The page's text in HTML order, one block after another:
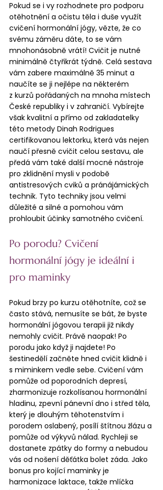
Pokud se i vy rozhodnete pro podporu
otěhotnění a očistu těla i duše využít
cvičení hormonální jógy, vězte, že co
svému záměru dáte, to se vám
mnohonásobně vrátí! Cvičit je nutné
minimálně čtyřikrát týdně. Celá sestava
vám zabere maximálně 35 minut a
naučíte se ji nejlépe na některém
z kurzů pořádaných na mnoha místech
České republiky i v zahraničí. Vybírejte
však kvalitní a přímo od zakladatelky
této metody Dinah Rodrigues
certifikovanou lektorku, která vás nejen
naučí přesně cvičit celou sestavu, ale
předá vám také další mocné nástroje
pro zklidnění mysli v podobě
antistresových cviků a pránájámických
technik. Tyto techniky jsou velmi
důležité a silné a pomohou vám
prohloubit účinky samotného cvičení.
Po porodu? Cvičení
hormonální jógy je ideální i
pro maminky
Pokud brzy po kurzu otěhotníte, což se
často stává, nemusíte se bát, že byste
hormonální jógovou terapii již nikdy
nemohly cvičit. Právě naopak! Po
porodu jako když ji najdete! Po
šestinedělí začněte hned cvičit klidně i
s miminkem vedle sebe. Cvičení vám
pomůže od poporodních depresí,
zharmonizuje rozkolísanou hormonální
hladinu, zpevní pánevní dno i střed těla,
který je dlouhým těhotenstvím i
porodem oslabený, posílí štítnou žlázu a
pomůže od výkyvů nálad. Rychleji se
dostanete zpátky do formy a nebudou
vás od nošení děťátka bolet záda. Jako
bonus pro kojící maminky je
harmonizace laktace, takže mlíčka